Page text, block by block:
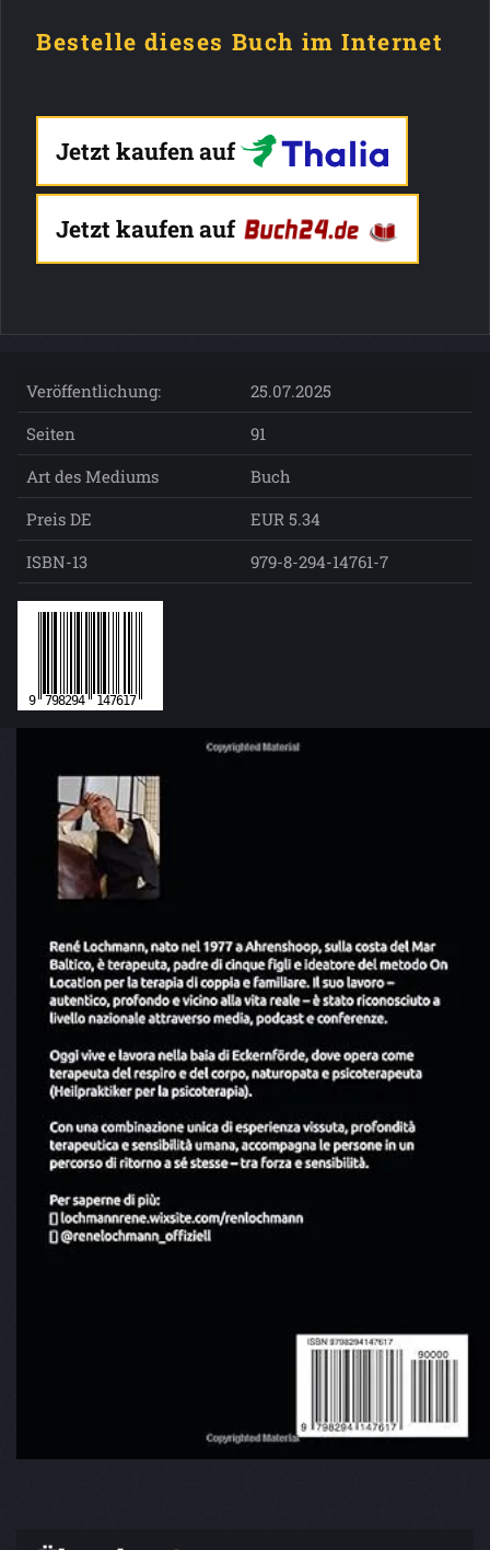
Bestelle dieses Buch im Internet
Jetzt kaufen auf
Jetzt kaufen auf
Veröffentlichung:
25.07.2025
Seiten
91
Art des Mediums
Buch
Preis DE
EUR 5.34
ISBN-13
979-8-294-14761-7